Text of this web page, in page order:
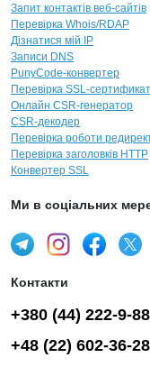
Запит контактів веб-сайтів
Перевірка Whois/RDAP
Дізнатися мій IP
Записи DNS
PunyCode-конвертер
Перевірка SSL-
Онлайн CSR-генератор
CSR-декодер
Перевірка роботи
Перевірка заголовків HTTP
Конвертер SSL
Ми в соціальних
Контакти
+380 (44) 222-9-
+48 (22) 602-36-28